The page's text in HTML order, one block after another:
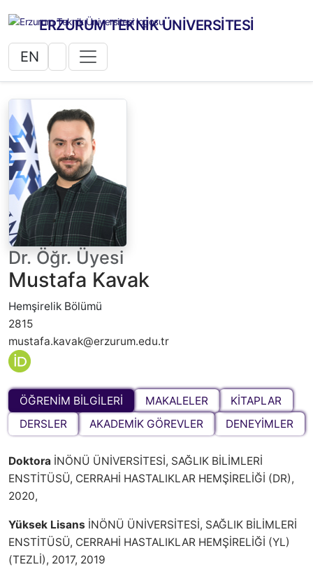
ERZURUM TEKNİK ÜNİVERSİTESİ
EN
Dr. Öğr. Üyesi
Mustafa Kavak
Hemşirelik Bölümü
2815
mustafa.kavak@erzurum.edu.tr
ÖĞRENİM BİLGİLERİ MAKALELER
KİTAPLAR
DERSLER
AKADEMİK GÖREVLER DENEYİMLER
Doktora İNÖNÜ ÜNİVERSİTESİ, SAĞLIK BİLİMLERİ
ENSTİTÜSÜ, CERRAHİ HASTALIKLAR HEMŞİRELİĞİ (DR),
2020,
Yüksek Lisans İNÖNÜ ÜNİVERSİTESİ, SAĞLIK BİLİMLERİ
ENSTİTÜSÜ, CERRAHİ HASTALIKLAR HEMŞİRELİĞİ (YL)
(TEZLİ), 2017, 2019